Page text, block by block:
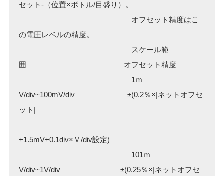
セット-（位置×ボトル/目盛り）。
オフセット精度はこ
の電圧レベルの精度。
スケール範
囲 オフセット精度
1ｍ
V/div~100mV/div ±(0.2％×|ネットオフセ
ット|
+1.5mV+0.1div×Ｖ/div設定)
101ｍ
V/div~1V/div ±(0.25％×|ネットオフセ